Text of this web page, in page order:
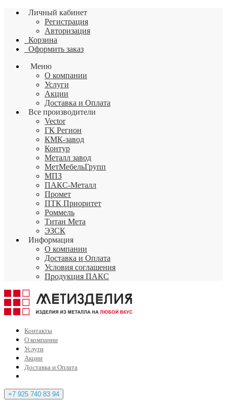
Личный кабинет
Регистрация
Авторизация
Корзина
Оформить заказ
Меню
О компании
Услуги
Акции
Доставка и Оплата
Все производители
Vector
ГК Регион
КМК-завод
Контур
Металл завод
МетМебельГрупп
МПЗ
ПАКС-Металл
Промет
ПТК Приоритет
Роммель
Титан Мета
ЭЗСК
Информация
О компании
Доставка и Оплата
Условия соглашения
Продукция ПАКС
Контакты
О компании
Услуги
Акции
Доставка и Оплата
+7 925 740 83 94